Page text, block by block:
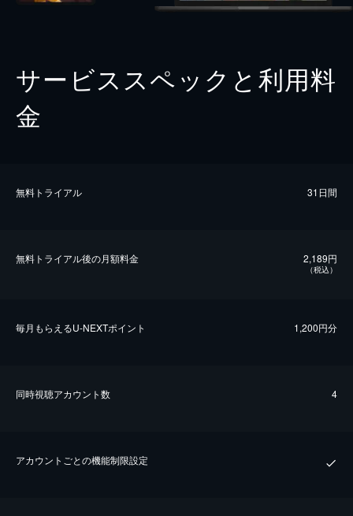
サービススペックと利用料
金
無料トライアル 31日間
無料トライアル後の⽉額料金 2,189円
（税込）
毎⽉もらえるU-NEXTポイント 1,200円分
同時視聴アカウント数 4
アカウントごとの機能制限設定